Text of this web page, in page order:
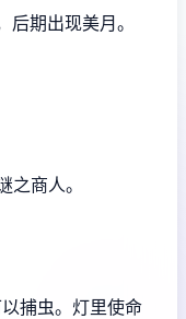
期出现美月。
商人。
捕虫。灯里使命